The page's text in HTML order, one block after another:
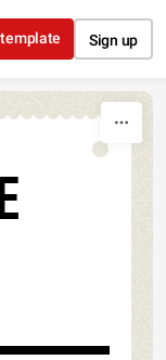
template Sign up